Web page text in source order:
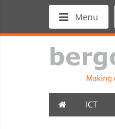
Menu
ICT